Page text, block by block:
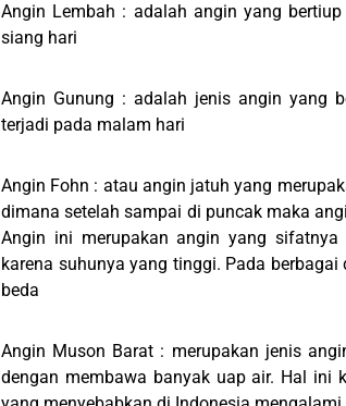
Angin Lembah : adalah angin yang
siang hari
Angin Gunung : adalah jenis angin yang
terjadi pada malam hari
Angin Fohn : atau angin jatuh yang
dimana setelah sampai di puncak maka
Angin ini merupakan angin yang
karena suhunya yang tinggi. Pada
beda
Angin Muson Barat : merupakan jenis
dengan membawa banyak uap air. Hal ini